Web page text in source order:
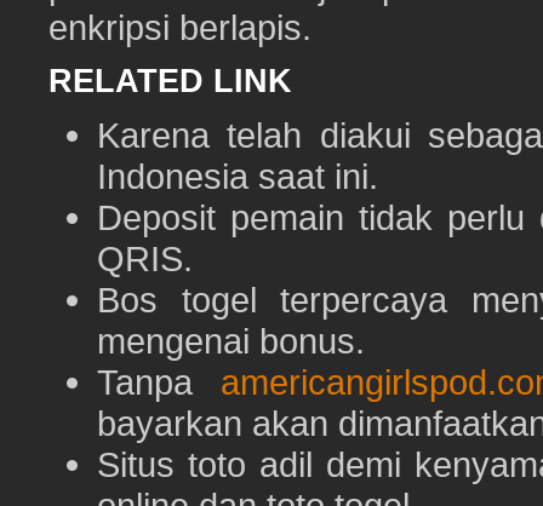
enkripsi berlapis.
RELATED LINK
Karena telah diakui
Indonesia saat ini.
Deposit pemain tidak
QRIS.
Bos togel terpercaya
mengenai bonus.
Tanpa
bayarkan akan
Situs toto adil demi